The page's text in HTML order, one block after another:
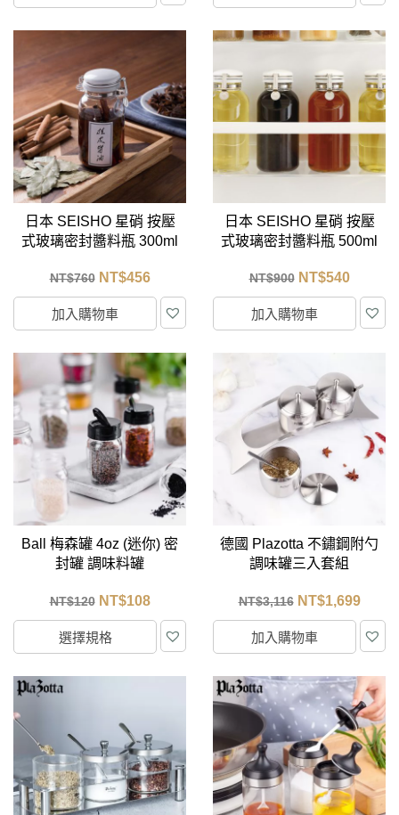
日本 SEISHO 星硝 按壓
式玻璃密封醬料瓶 300ml
NT$760 NT$456
加入購物車
日本 SEISHO 星硝 按壓
式玻璃密封醬料瓶 500ml
NT$900 NT$540
加入購物車
Ball 梅森罐 4oz (迷你) 密
封罐 調味料罐
NT$120 NT$108
選擇規格
德國 Plazotta 不鏽鋼附勺
調味罐三入套組
NT$3,116 NT$1,699
加入購物車